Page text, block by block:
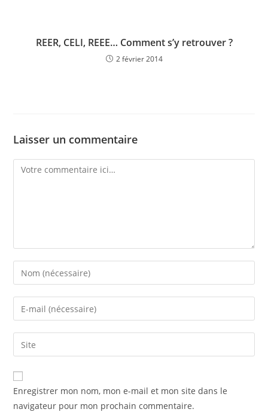
REER, CELI, REEE… Comment s’y retrouver ?
2 février 2014
Laisser un commentaire
Comment
Enter
your
name
comment
Enter
your
email
address
comment
Enter
your
website
URL
(optional)
Enregistrer mon nom, mon e-mail et mon site dans le
navigateur pour mon prochain commentaire.